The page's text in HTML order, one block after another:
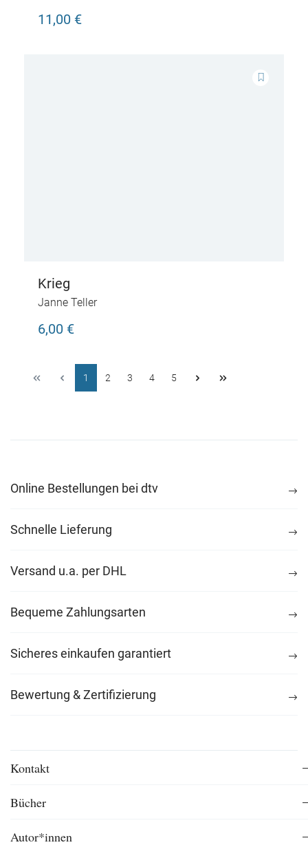
11,00 €
Krieg
Janne Teller
6,00 €
1 2 3 4 5
Online Bestellungen bei dtv
Schnelle Lieferung
Versand u.a. per DHL
Bequeme Zahlungsarten
Sicheres einkaufen garantiert
Bewertung & Zertifizierung
Kontakt
Bücher
Autor*innen